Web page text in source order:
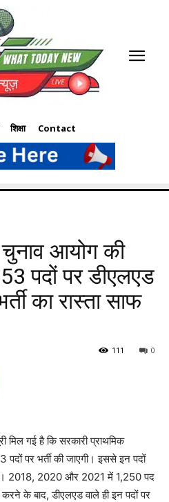
शिक्षा Contact
आयोग की
पदों पर डीएलएड
का रास्ता साफ
0
111
मिल गई है कि सरकारी प्राथमिक
पदों पर भर्ती की जाएगी। इससे इन पदों
है। 2018, 2020 और 2021 में 1,250 पद
के बाद, डीएलएड वाले ही इन पदों पर